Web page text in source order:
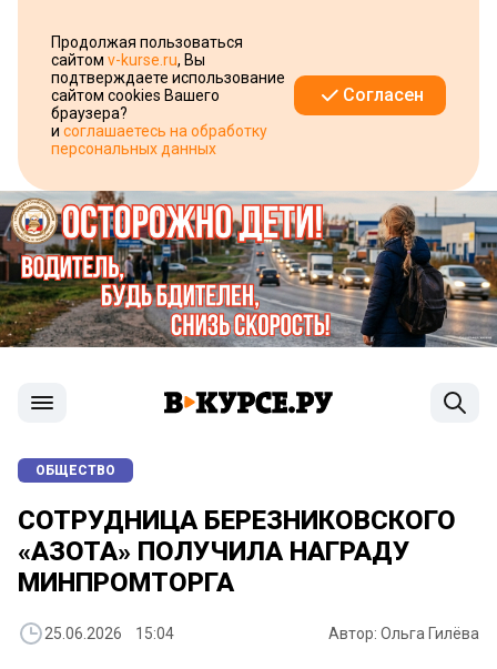
Продолжая пользоваться
сайтом v-kurse.ru, Вы
подтверждаете использование
сайтом cookies Вашего
браузера?
и соглашаетесь на обработку
персональных данных
Согласен
ОБЩЕСТВО
СОТРУДНИЦА БЕРЕЗНИКОВСКОГО
«АЗОТА» ПОЛУЧИЛА НАГРАДУ
МИНПРОМТОРГА
25.06.2026 15:04 Автор: Ольга Гилёва